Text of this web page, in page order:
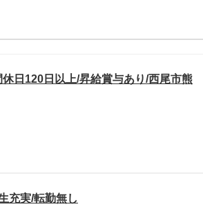
日120日以上/昇給賞与あり/西尾市熊
充実/転勤無し